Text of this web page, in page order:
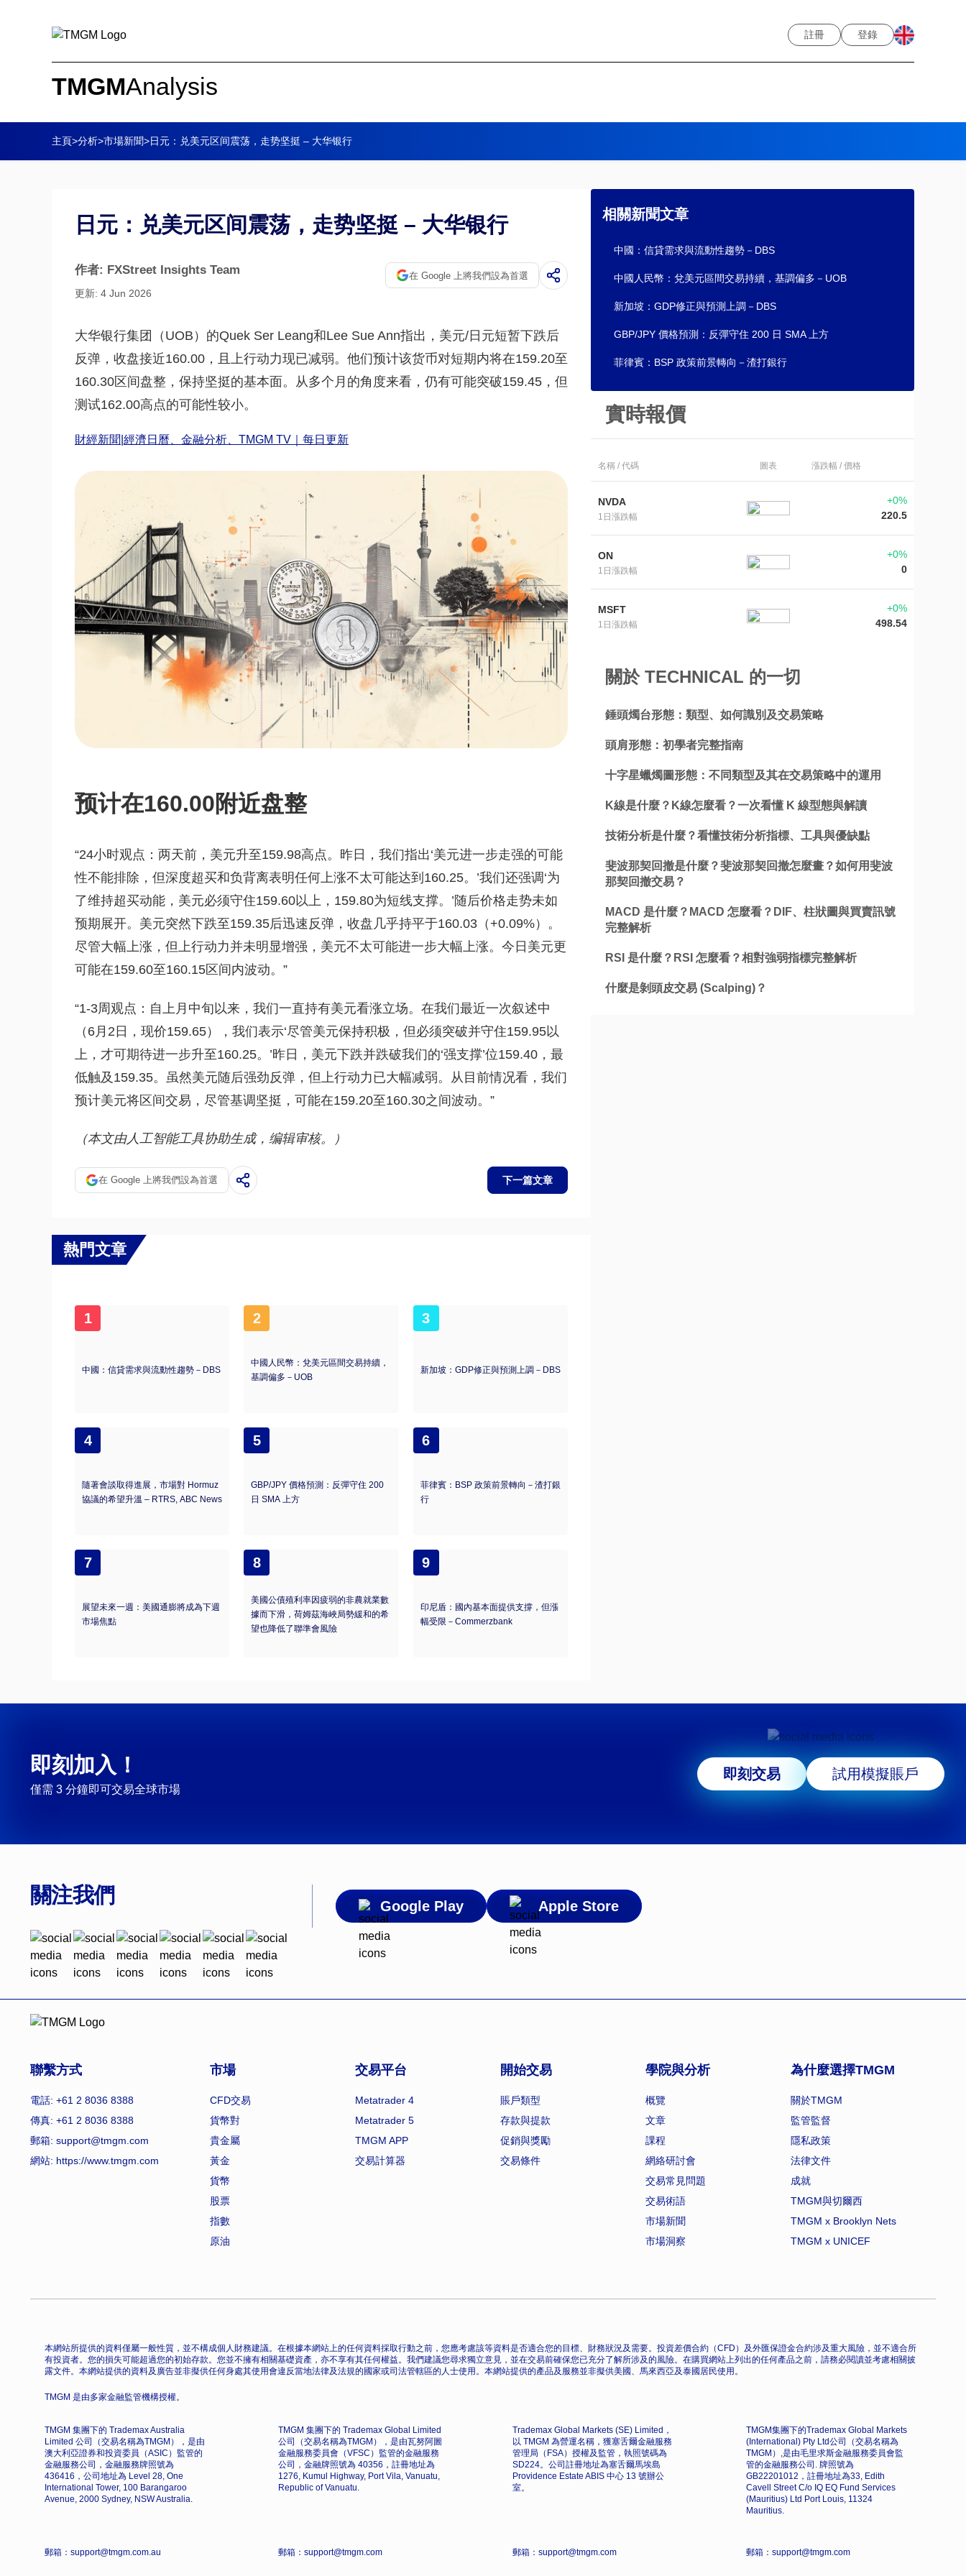
註冊 登錄
TMGMAnalysis
主頁>分析>市場新聞>日元：兑美元区间震荡，走势坚挺 – 大华银行
日元：兑美元区间震荡，走势坚挺 – 大华银行
作者: FXStreet Insights Team
更新: 4 Jun 2026
在 Google 上將我們設為首選
大华银行集团（UOB）的Quek Ser Leang和Lee Sue Ann指出，美元/日元短暂下跌后
反弹，收盘接近160.00，且上行动力现已减弱。他们预计该货币对短期内将在159.20至
160.30区间盘整，保持坚挺的基本面。从多个月的角度来看，仍有可能突破159.45，但
测试162.00高点的可能性较小。
財經新聞|經濟日曆、金融分析、TMGM TV｜每日更新
预计在160.00附近盘整
“24小时观点：两天前，美元升至159.98高点。昨日，我们指出‘美元进一步走强的可能
性不能排除，但深度超买和负背离表明任何上涨不太可能达到160.25。’我们还强调‘为
了维持超买动能，美元必须守住159.60以上，159.80为短线支撑。’随后价格走势未如
预期展开。美元突然下跌至159.35后迅速反弹，收盘几乎持平于160.03（+0.09%）。
尽管大幅上涨，但上行动力并未明显增强，美元不太可能进一步大幅上涨。今日美元更
可能在159.60至160.15区间内波动。”
“1-3周观点：自上月中旬以来，我们一直持有美元看涨立场。在我们最近一次叙述中
（6月2日，现价159.65），我们表示‘尽管美元保持积极，但必须突破并守住159.95以
上，才可期待进一步升至160.25。’昨日，美元下跌并跌破我们的‘强支撑’位159.40，最
低触及159.35。虽然美元随后强劲反弹，但上行动力已大幅减弱。从目前情况看，我们
预计美元将区间交易，尽管基调坚挺，可能在159.20至160.30之间波动。”
（本文由人工智能工具协助生成，编辑审核。）
在 Google 上將我們設為首選 下一篇文章
熱門文章
1
中國：信貸需求與流動性趨勢－DBS
2
中國人民幣：兌美元區間交易持續，
基調偏多－UOB
3
新加坡：GDP修正與預測上調－DBS
4
隨著會談取得進展，市場對 Hormuz
協議的希望升溫 – RTRS, ABC News
5
GBP/JPY 價格預測：反彈守住 200
日 SMA 上方
6
菲律賓：BSP 政策前景轉向－渣打銀
行
7
展望未來一週：美國通膨將成為下週
市場焦點
8
美國公債殖利率因疲弱的非農就業數
據而下滑，荷姆茲海峽局勢緩和的希
望也降低了聯準會風險
9
印尼盾：國內基本面提供支撐，但漲
幅受限－Commerzbank
相關新聞文章
中國：信貸需求與流動性趨勢－DBS
中國人民幣：兌美元區間交易持續，基調偏多－UOB
新加坡：GDP修正與預測上調－DBS
GBP/JPY 價格預測：反彈守住 200 日 SMA 上方
菲律賓：BSP 政策前景轉向－渣打銀行
實時報價
名稱 / 代碼 圖表 漲跌幅 / 價格
NVDA
1日漲跌幅
+0%
220.5
ON
1日漲跌幅
+0%
0
MSFT
1日漲跌幅
+0%
498.54
關於 TECHNICAL 的一切
錘頭燭台形態：類型、如何識別及交易策略
頭肩形態：初學者完整指南
十字星蠟燭圖形態：不同類型及其在交易策略中的運用
K線是什麼？K線怎麼看？一次看懂 K 線型態與解讀
技術分析是什麼？看懂技術分析指標、工具與優缺點
斐波那契回撤是什麼？斐波那契回撤怎麼畫？如何用斐波
那契回撤交易？
MACD 是什麼？MACD 怎麼看？DIF、柱狀圖與買賣訊號
完整解析
RSI 是什麼？RSI 怎麼看？相對強弱指標完整解析
什麼是剝頭皮交易 (Scalping)？
即刻加入！
僅需 3 分鐘即可交易全球市場
即刻交易 試用模擬賬戶
關注我們 Google Play Apple Store
聯繫方式
電話: +61 2 8036 8388
傳真: +61 2 8036 8388
郵箱: support@tmgm.com
網站: https://www.tmgm.com
市場
CFD交易
貨幣對
貴金屬
黃金
貨幣
股票
指數
原油
交易平台
Metatrader 4
Metatrader 5
TMGM APP
交易計算器
開始交易
賬戶類型
存款與提款
促銷與獎勵
交易條件
學院與分析
概覽
文章
課程
網絡研討會
交易常見問題
交易術語
市場新聞
市場洞察
為什麼選擇TMGM
關於TMGM
監管監督
隱私政策
法律文件
成就
TMGM與切爾西
TMGM x Brooklyn Nets
TMGM x UNICEF
本網站所提供的資料僅屬一般性質，並不構成個人財務建議。在根據本網站上的任何資料採取行動之前，您應考慮該等資料是否適合您的目標、財務狀況及需要。投資差價合約（CFD）及外匯保證金合約涉及重大風險，並不適合所
有投資者。您的損失可能超過您的初始存款。您並不擁有相關基礎資產，亦不享有其任何權益。我們建議您尋求獨立意見，並在交易前確保您已充分了解所涉及的風險。在購買網站上列出的任何產品之前，請務必閱讀並考慮相關披
露文件。本網站提供的資料及廣告並非擬供任何身處其使用會違反當地法律及法規的國家或司法管轄區的人士使用。本網站提供的產品及服務並非擬供美國、馬來西亞及泰國居民使用。
TMGM 是由多家金融監管機構授權。
TMGM 集團下的 Trademax Australia
Limited 公司（交易名稱為TMGM），是由
澳大利亞證券和投資委員（ASIC）監管的
金融服務公司，金融服務牌照號為
436416，公司地址為 Level 28, One
International Tower, 100 Barangaroo
Avenue, 2000 Sydney, NSW Australia.
郵箱：support@tmgm.com.au
TMGM 集團下的 Trademax Global Limited
公司（交易名稱為TMGM），是由瓦努阿圖
金融服務委員會（VFSC）監管的金融服務
公司，金融牌照號為 40356，註冊地址為
1276, Kumul Highway, Port Vila, Vanuatu,
Republic of Vanuatu.
郵箱：support@tmgm.com
Trademax Global Markets (SE) Limited，
以 TMGM 為營運名稱，獲塞舌爾金融服務
管理局（FSA）授權及監管，執照號碼為
SD224。公司註冊地址為塞舌爾馬埃島
Providence Estate ABIS 中心 13 號辦公
室。
郵箱：support@tmgm.com
TMGM集團下的Trademax Global Markets
(International) Pty Ltd公司（交易名稱為
TMGM）,是由毛里求斯金融服務委員會監
管的金融服務公司. 牌照號為
GB22201012，註冊地址為33, Edith
Cavell Street C/o IQ EQ Fund Services
(Mauritius) Ltd Port Louis, 11324
Mauritius.
郵箱：support@tmgm.com